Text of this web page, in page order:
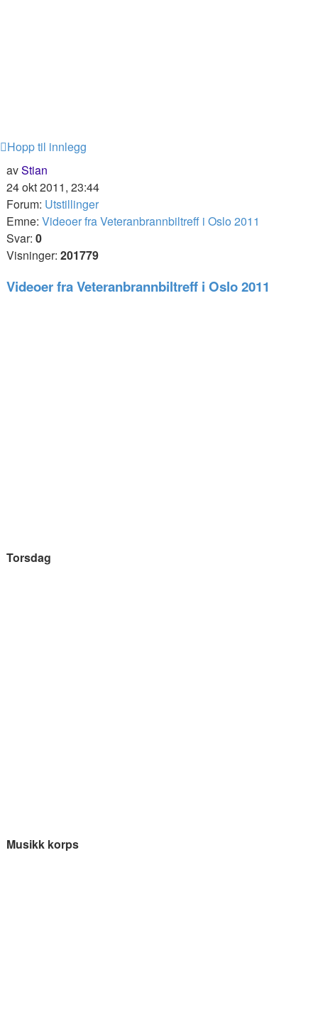
Hopp til innlegg
avStian
24 okt 2011, 23:44
Forum: Utstillinger
Emne: Videoer fra Veteranbrannbiltreff i Oslo 2011
Svar: 0
Visninger: 201779
Videoer fra Veteranbrannbiltreff i Oslo 2011
Torsdag
Musikk korps